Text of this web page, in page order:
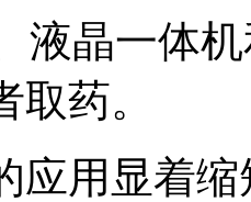
液晶一体
药。
应用显着